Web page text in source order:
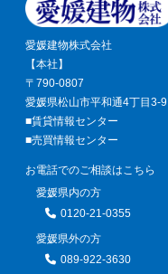
愛媛建物株式会社
【本社】
〒790-0807
愛媛県松山市平和通4丁目3-9
■賃貸情報センター
■売買情報センター
お電話でのご相談はこちら
愛媛県内の方
0120-21-0355
愛媛県外の方
089-922-3630